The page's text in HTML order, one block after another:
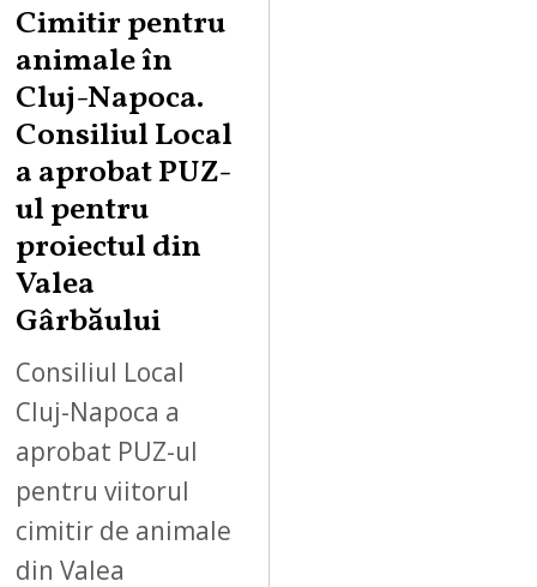
Cimitir pentru
animale în
Cluj-Napoca.
Consiliul Local
a aprobat PUZ-
ul pentru
proiectul din
Valea
Gârbăului
Consiliul Local
Cluj-Napoca a
aprobat PUZ-ul
pentru viitorul
cimitir de animale
din Valea